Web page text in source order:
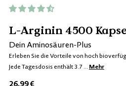
L-Arginin 4500
Dein Aminosäuren-Plus
Erleben Sie die Vorteile von hoch
Jede Tagesdosis enthält 3.7 ... Mehr
26.99 €